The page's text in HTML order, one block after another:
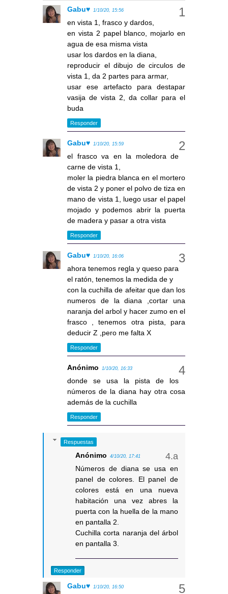
Gabu♥ 1/10/20, 15:56
en vista 1, frasco y dardos,
en vista 2 papel blanco, mojarlo en
agua de esa misma vista
usar los dardos en la diana,
reproducir el dibujo de circulos de
vista 1, da 2 partes para armar,
usar ese artefacto para destapar
vasija de vista 2, da collar para el
buda
Responder
Gabu♥ 1/10/20, 15:59
el frasco va en la moledora de
carne de vista 1,
moler la piedra blanca en el mortero
de vista 2 y poner el polvo de tiza en
mano de vista 1, luego usar el papel
mojado y podemos abrir la puerta
de madera y pasar a otra vista
Responder
Gabu♥ 1/10/20, 16:06
ahora tenemos regla y queso para
el ratón, tenemos la medida de y
con la cuchilla de afeitar que dan los
numeros de la diana ,cortar una
naranja del arbol y hacer zumo en el
frasco , tenemos otra pista, para
deducir Z ,pero me falta X
Responder
Anónimo 1/10/20, 16:33
donde se usa la pista de los
números de la diana hay otra cosa
además de la cuchilla
Responder
Respuestas
Anónimo 4/10/20, 17:41
Números de diana se usa en
panel de colores. El panel de
colores está en una nueva
habitación una vez abres la
puerta con la huella de la mano
en pantalla 2.
Cuchilla corta naranja del árbol
en pantalla 3.
Responder
Gabu♥ 1/10/20, 16:50